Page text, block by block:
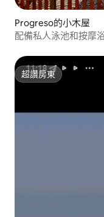
Progreso的小木屋
配備私人泳池和按摩
超讚房東
超讚房東